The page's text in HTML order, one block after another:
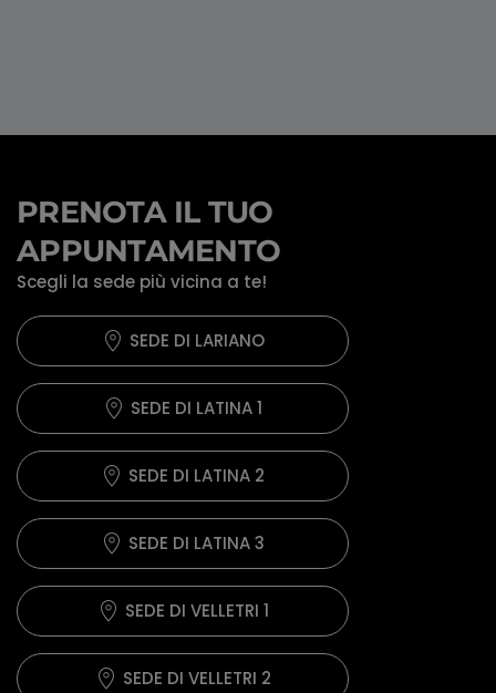
PRENOTA IL TUO
APPUNTAMENTO
Scegli la sede più vicina a te!
SEDE DI LARIANO
SEDE DI LATINA 1
SEDE DI LATINA 2
SEDE DI LATINA 3
SEDE DI VELLETRI 1
SEDE DI VELLETRI 2